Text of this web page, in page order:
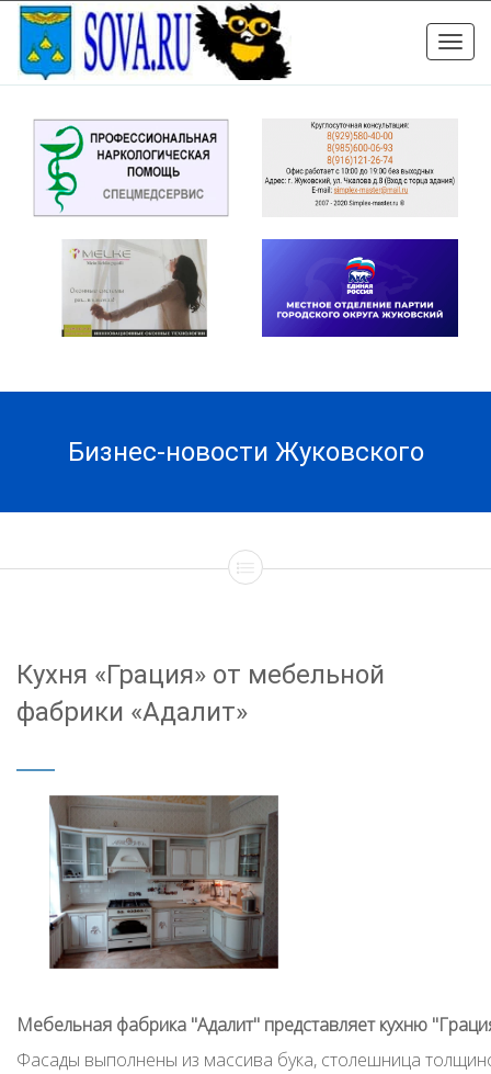
Toggle
Бизнес-новости Жуковского
Кухня «Грация» от мебельной
фабрики «Адалит»
Мебельная фабрика "Адалит" представляет кухню
Фасады выполнены из массива бука, столешница